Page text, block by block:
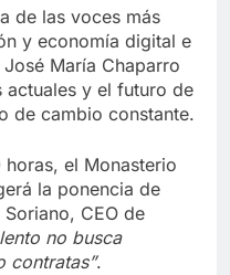
de las voces más
y economía digital e
María Chaparro
y el futuro de
de cambio constante.
el Monasterio
la ponencia de
CEO de
no busca
contratas”.